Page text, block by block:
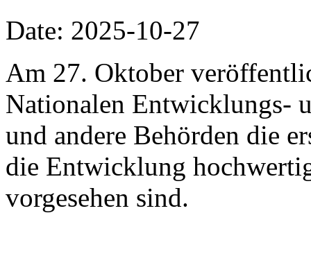
Date: 2025-10-27
Am 27. Oktober
Nationalen Entwicklungs-
und andere Behörden die
die Entwicklung
vorgesehen sind.